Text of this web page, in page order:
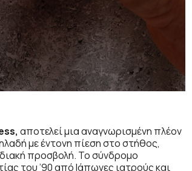
αποτελεί μια αναγνωρισμένη πλέον
με έντονη πίεση στο στήθος,
προσβολή. Το σύνδρομο
του ’90 από Ιάπωνες ιατρούς και